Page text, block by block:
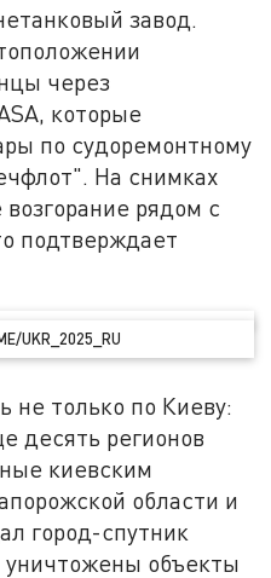
завод.
через
которые
по судоремонтному
На снимках
рядом с
подтверждает
UKR_2025_RU
не только по Киеву:
десять регионов
киевским
области и
город-спутник
объекты